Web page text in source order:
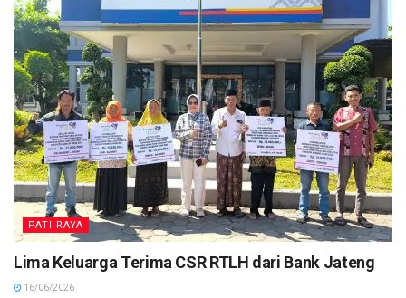
PATI RAYA
Lima Keluarga Terima CSR RTLH dari Bank Jateng
16/06/2026